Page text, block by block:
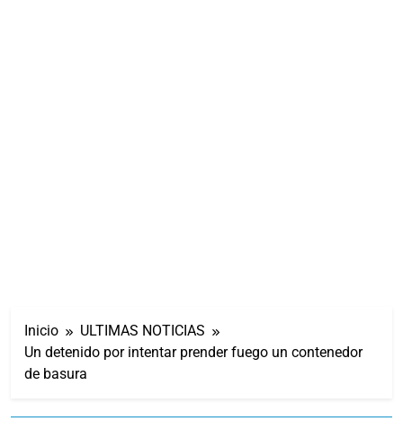
Inicio
ULTIMAS NOTICIAS
Un detenido por intentar prender fuego un contenedor
de basura